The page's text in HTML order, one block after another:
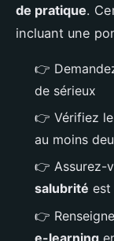
de pratique.
incluant une
👉
de sérieux
👉 Vérifiez
au moins
👉 Assurez-
salubrité est
👉
e-learning